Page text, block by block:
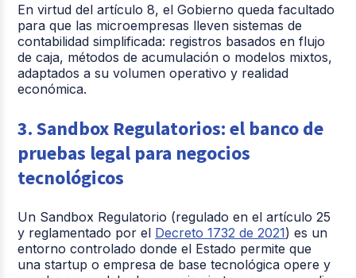
En virtud del artículo 8, el Gobierno queda facultado
para que las microempresas lleven sistemas de
contabilidad simplificada: registros basados en flujo
de caja, métodos de acumulación o modelos mixtos,
adaptados a su volumen operativo y realidad
económica.
3. Sandbox Regulatorios: el banco de
pruebas legal para negocios
tecnológicos
Un Sandbox Regulatorio (regulado en el artículo 25
y reglamentado por el Decreto 1732 de 2021) es un
entorno controlado donde el Estado permite que
una startup o empresa de base tecnológica opere y